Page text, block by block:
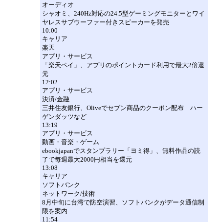
オーディオ
シャオミ、240Hz対応の24.5型ゲーミングモニターとワイ
ヤレスサブウーファー付きスピーカーを発売
10:00
キャリア
楽天
アプリ・サービス
「楽天ペイ」、アプリのポイントカード利用で最大2倍還
元
12:02
アプリ・サービス
決済/金融
三井住友銀行、Oliveでセブン商品のクーポン配布 ハー
ゲンダッツなど
13:19
アプリ・サービス
動画・音楽・ゲーム
ebookjapanでスタンプラリー「ヨミ得」、無料作品の読
了で毎週最大2000円相当を還元
13:08
キャリア
ソフトバンク
ネットワーク/技術
8月中旬に台湾で防空演習、ソフトバンクがデータ通信制
限を案内
11:54